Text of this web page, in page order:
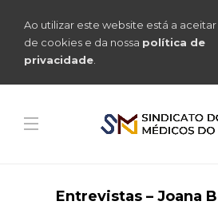
Ao utilizar este website está a aceitar
de cookies e da nossa política de
privacidade
Entrevistas – Joana